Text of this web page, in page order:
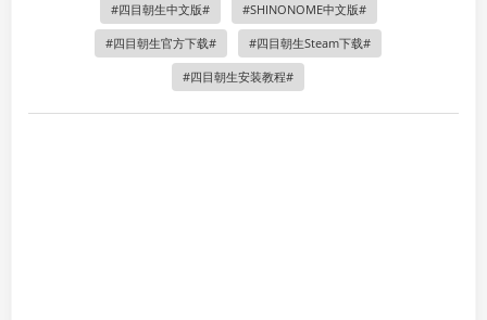
四目朝生中文版 SHINONOME中文版
四目朝生官方下载 四目朝生Steam下载
四目朝生安装教程